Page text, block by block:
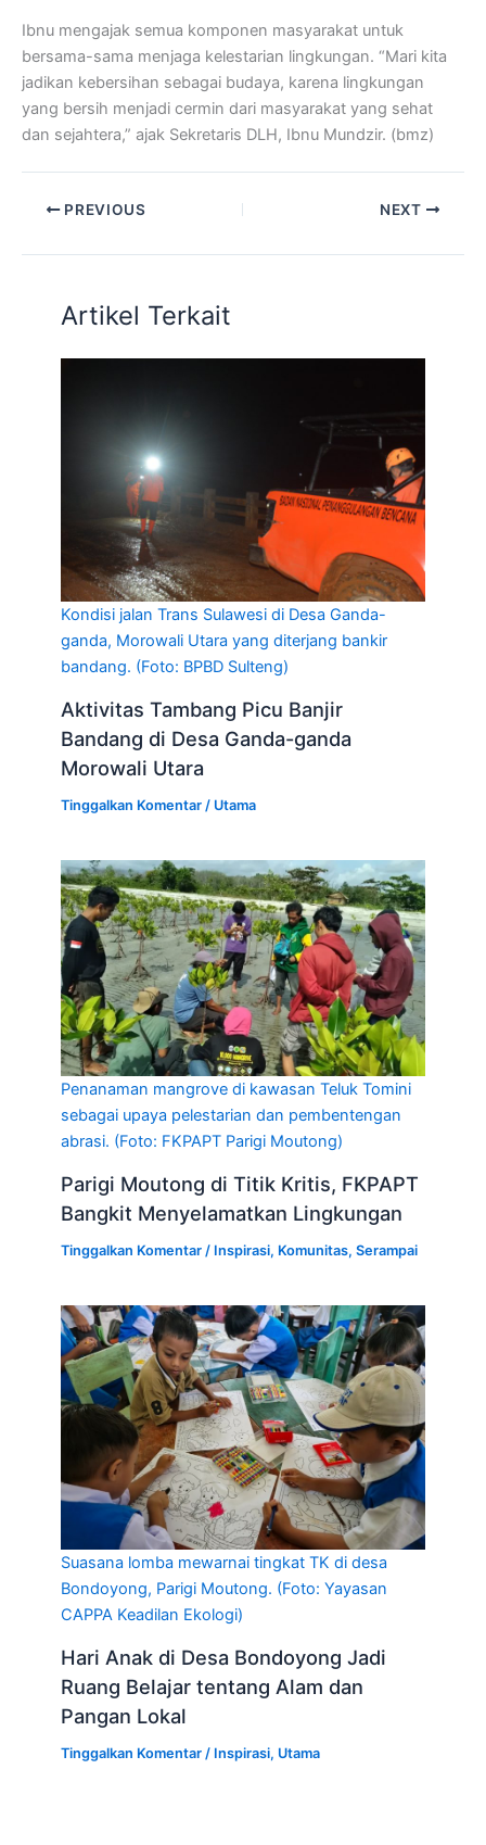
Ibnu mengajak semua komponen masyarakat untuk
bersama-sama menjaga kelestarian lingkungan. “Mari kita
jadikan kebersihan sebagai budaya, karena lingkungan
yang bersih menjadi cermin dari masyarakat yang sehat
dan sejahtera,” ajak Sekretaris DLH, Ibnu Mundzir. (bmz)
PREVIOUS NEXT
Artikel Terkait
Kondisi jalan Trans Sulawesi di Desa Ganda-
ganda, Morowali Utara yang diterjang bankir
bandang. (Foto: BPBD Sulteng)
Aktivitas Tambang Picu Banjir
Bandang di Desa Ganda-ganda
Morowali Utara
Tinggalkan Komentar / Utama
Penanaman mangrove di kawasan Teluk Tomini
sebagai upaya pelestarian dan pembentengan
abrasi. (Foto: FKPAPT Parigi Moutong)
Parigi Moutong di Titik Kritis, FKPAPT
Bangkit Menyelamatkan Lingkungan
Tinggalkan Komentar / Inspirasi, Komunitas,Serampai
Suasana lomba mewarnai tingkat TK di desa
Bondoyong, Parigi Moutong. (Foto: Yayasan
CAPPA Keadilan Ekologi)
Hari Anak di Desa Bondoyong Jadi
Ruang Belajar tentang Alam dan
Pangan Lokal
Tinggalkan Komentar / Inspirasi, Utama